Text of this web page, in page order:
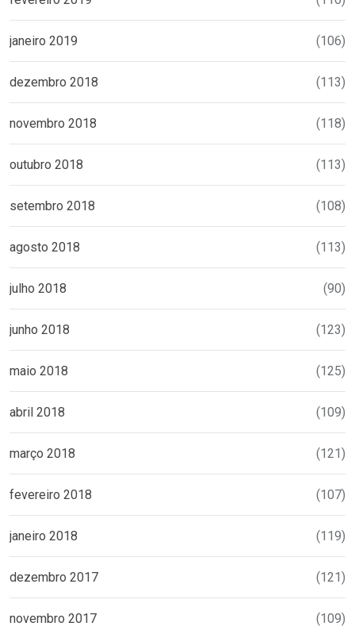
janeiro 2019 (106)
dezembro 2018 (113)
novembro 2018 (118)
outubro 2018 (113)
setembro 2018 (108)
agosto 2018 (113)
julho 2018 (90)
junho 2018 (123)
maio 2018 (125)
abril 2018 (109)
março 2018 (121)
fevereiro 2018 (107)
janeiro 2018 (119)
dezembro 2017 (121)
novembro 2017 (109)